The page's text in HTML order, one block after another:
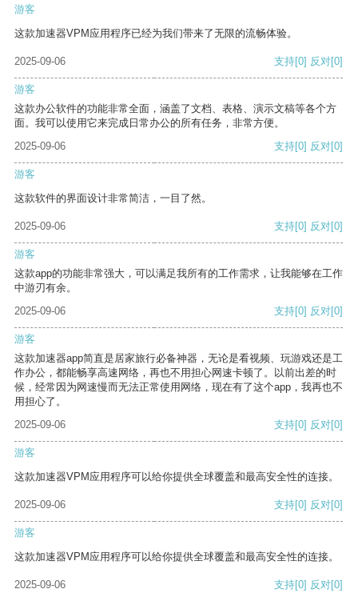
游客
这款加速器VPM应用程序已经为我们带来了无限的流畅体验。
2025-09-06 支持[0] 反对[0]
游客
这款办公软件的功能非常全面，涵盖了文档、表格、演示文稿等各个方
面。我可以使用它来完成日常办公的所有任务，非常方便。
2025-09-06
支持[0] 反对[0]
游客
这款软件的界面设计非常简洁，一目了然。
2025-09-06 支持[0] 反对[0]
游客
这款app的功能非常强大，可以满足我所有的工作需求，让我能够在工作
中游刃有余。
2025-09-06
支持[0] 反对[0]
游客
这款加速器app简直是居家旅行必备神器，无论是看视频、玩游戏还是工
作办公，都能畅享高速网络，再也不用担心网速卡顿了。以前出差的时
候，经常因为网速慢而无法正常使用网络，现在有了这个app，我再也不
用担心了。
2025-09-06
支持[0] 反对[0]
游客
这款加速器VPM应用程序可以给你提供全球覆盖和最高安全性的连接。
2025-09-06 支持[0] 反对[0]
游客
这款加速器VPM应用程序可以给你提供全球覆盖和最高安全性的连接。
2025-09-06 支持[0] 反对[0]